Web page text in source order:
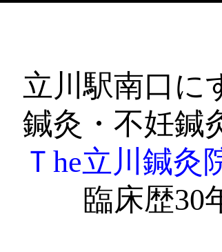
立川駅南口に
鍼灸・不妊鍼
Ｔhe立川鍼灸
臨床歴30年